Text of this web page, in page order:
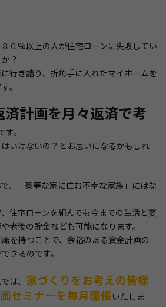
０%以上の人が住宅ローンに失敗してい
？
行き詰り、折角手に入れたマイホームを
。
済計画を月々返済で考
す。
いけないの？とお思いになるかもしれ
、「豪華な家に住む不幸な家族」にはな
住宅ローンを組んでも今までの生活と変
老後の貯金なども可能になります。
を持つことで、余裕のある資金計画の
きるのです。
は、 家づくりをお考えの皆様
セミナーを毎月開催いたしま